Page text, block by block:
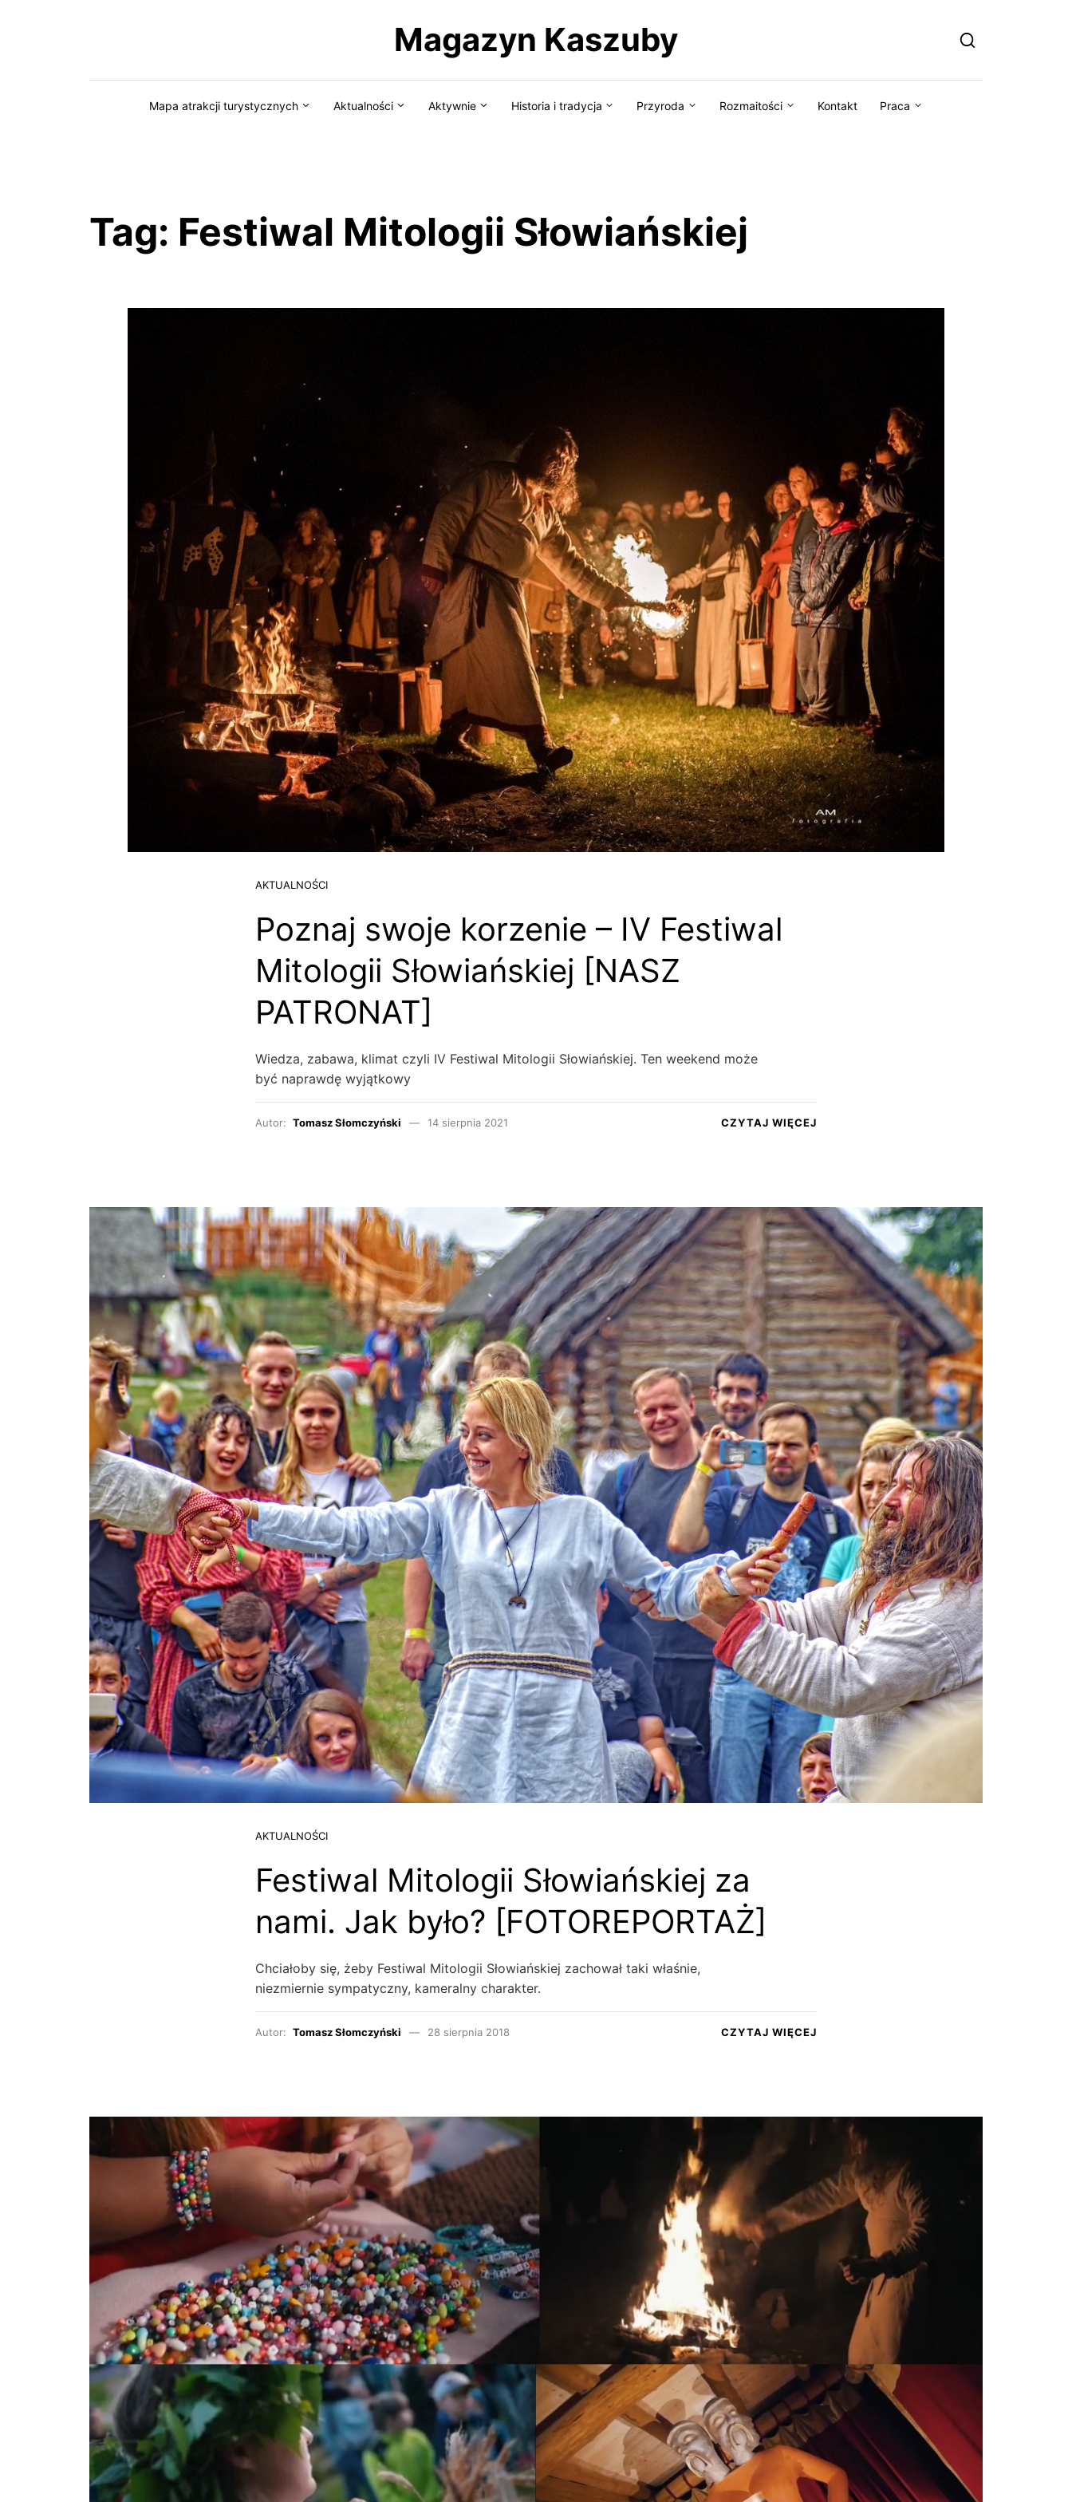
Magazyn Kaszuby
Mapa atrakcji turystycznych Aktualności Aktywnie Historia i tradycja Przyroda Rozmaitości Kontakt Praca
Tag: Festiwal Mitologii Słowiańskiej
AKTUALNOŚCI
Poznaj swoje korzenie – IV Festiwal
Mitologii Słowiańskiej [NASZ
PATRONAT]
Wiedza, zabawa, klimat czyli IV Festiwal Mitologii Słowiańskiej. Ten weekend może
być naprawdę wyjątkowy
Autor: Tomasz Słomczyński 14 sierpnia 2021 CZYTAJ WIĘCEJ
AKTUALNOŚCI
Festiwal Mitologii Słowiańskiej za
nami. Jak było? [FOTOREPORTAŻ]
Chciałoby się, żeby Festiwal Mitologii Słowiańskiej zachował taki właśnie,
niezmiernie sympatyczny, kameralny charakter.
Autor: Tomasz Słomczyński 28 sierpnia 2018 CZYTAJ WIĘCEJ